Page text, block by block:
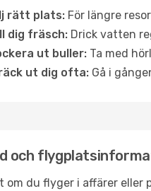
rätt plats: För längre
dig fräsch: Drick vatten
ut buller: Ta med
ut dig ofta: Gå i
och
om du flyger i affärer eller